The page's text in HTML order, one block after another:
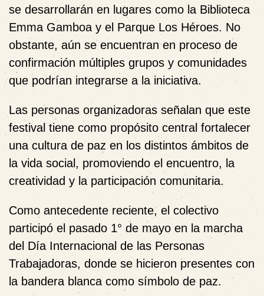
se desarrollarán en lugares como la Biblioteca
Emma Gamboa y el Parque Los Héroes. No
obstante, aún se encuentran en proceso de
confirmación múltiples grupos y comunidades
que podrían integrarse a la iniciativa.
Las personas organizadoras señalan que este
festival tiene como propósito central fortalecer
una cultura de paz en los distintos ámbitos de
la vida social , promoviendo el encuentro, la
creatividad y la participación comunitaria.
Como antecedente reciente, el colectivo
participó el pasado 1° de mayo en la marcha
del Día Internacional de las Personas
Trabajadoras, donde se hicieron presentes con
la bandera blanca como símbolo de paz.